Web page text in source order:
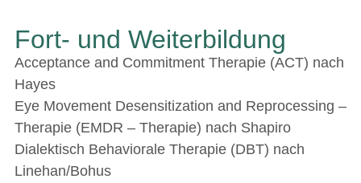
Fort- und Weiterbildung
Acceptance and Commitment Therapie (ACT) nach
Hayes
Eye Movement Desensitization and Reprocessing –
Therapie (EMDR – Therapie) nach Shapiro
Dialektisch Behaviorale Therapie (DBT) nach
Linehan/Bohus